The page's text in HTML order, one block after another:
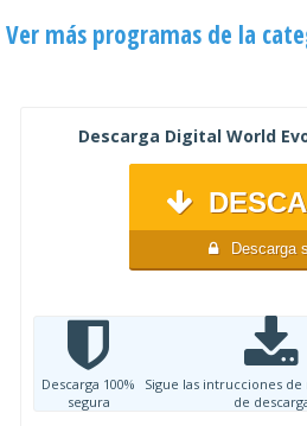
Ver más programas de la
Descarga Digital World
Descarga
Descarga 100%
segura
Sigue las intrucciones
de